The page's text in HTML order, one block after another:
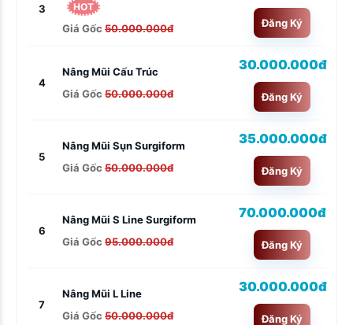
3 HOT
Giá Gốc 50.000.000đ Đăng Ký
4
Nâng Mũi Cấu Trúc
Giá Gốc 50.000.000đ
30.000.000đ
Đăng Ký
5
Nâng Mũi Sụn Surgiform
Giá Gốc 50.000.000đ
35.000.000đ
Đăng Ký
6
Nâng Mũi S Line Surgiform
Giá Gốc 95.000.000đ
70.000.000đ
Đăng Ký
7
Nâng Mũi L Line
Giá Gốc 50.000.000đ
30.000.000đ
Đăng Ký